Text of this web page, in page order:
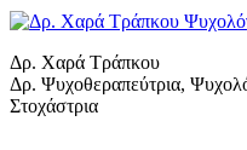
Δρ. Χαρά Τράπκου
Δρ. Ψυχοθεραπεύτρια,
Στοχάστρια